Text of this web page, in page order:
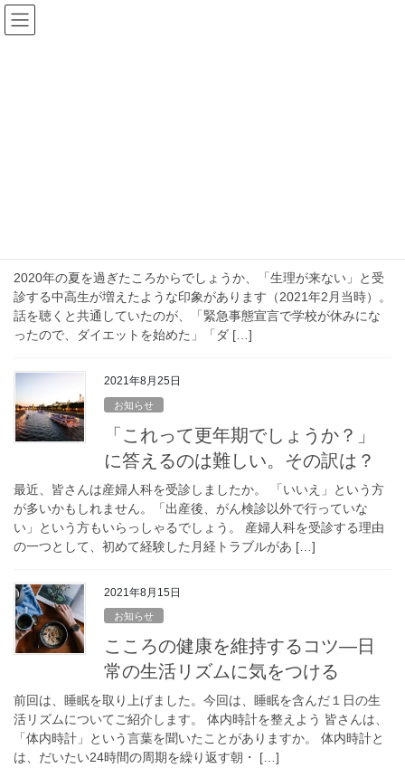
コ
ン
ナ
ビ
2020年の夏を過ぎたころからでしょうか、「生理が来ない」と受
診する中高生が増えたような印象があります（2021年2月当時）。
話を聴くと共通していたのが、「緊急事態宣言で学校が休みにな
ったので、ダイエットを始めた」「ダ […]
2021年8月25日
お知らせ
「これって更年期でしょうか？」
に答えるのは難しい。その訳は？
最近、皆さんは産婦人科を受診しましたか。 「いいえ」という方
が多いかもしれません。「出産後、がん検診以外で行っていな
い」という方もいらっしゃるでしょう。 産婦人科を受診する理由
の一つとして、初めて経験した月経トラブルがあ […]
2021年8月15日
お知らせ
こころの健康を維持するコツ―日
常の生活リズムに気をつける
前回は、睡眠を取り上げました。今回は、睡眠を含んだ１日の生
活リズムについてご紹介します。 体内時計を整えよう 皆さんは、
「体内時計」という言葉を聞いたことがありますか。 体内時計と
は、だいたい24時間の周期を繰り返す朝・ […]